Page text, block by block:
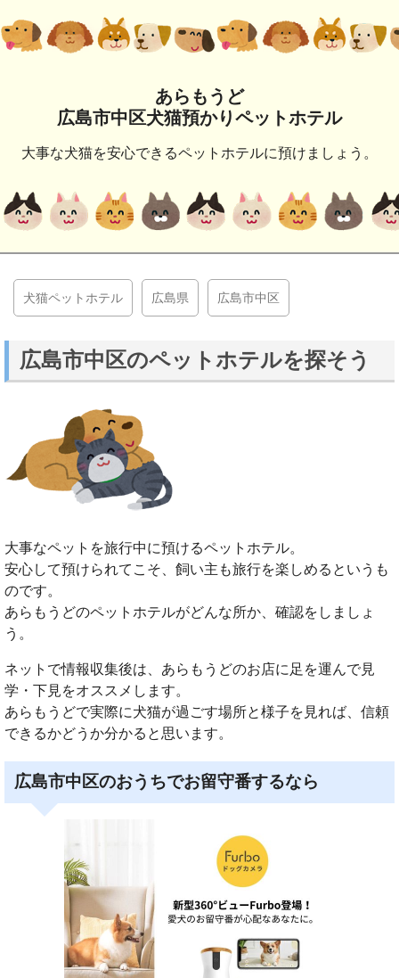
あらもうど
広島市中区犬猫預かりペットホテル
大事な犬猫を安心できるペットホテルに預けましょう。
犬猫ペットホテル 広島県 広島市中区
広島市中区のペットホテルを探そう
大事なペットを旅行中に預けるペットホテル。
安心して預けられてこそ、飼い主も旅行を楽しめるというも
のです。
あらもうどのペットホテルがどんな所か、確認をしましょ
う。
ネットで情報収集後は、あらもうどのお店に足を運んで見
学・下見をオススメします。
あらもうどで実際に犬猫が過ごす場所と様子を見れば、信頼
できるかどうか分かると思います。
広島市中区のおうちでお留守番するなら